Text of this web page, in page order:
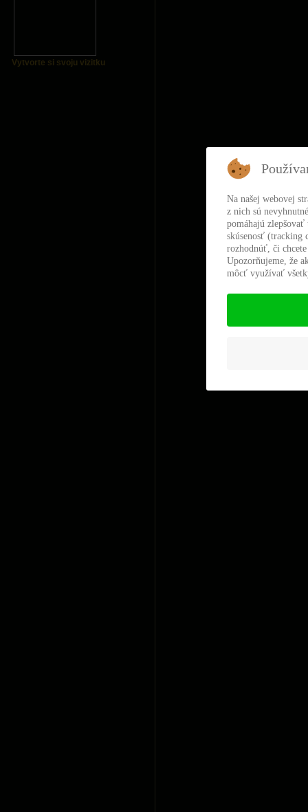
Vytvorte si svoju vizitku
Na našej webovej
z nich sú
pomáhajú
skúsenosť (tracking
rozhodnúť, či
Upozorňujeme, že
môcť využívať